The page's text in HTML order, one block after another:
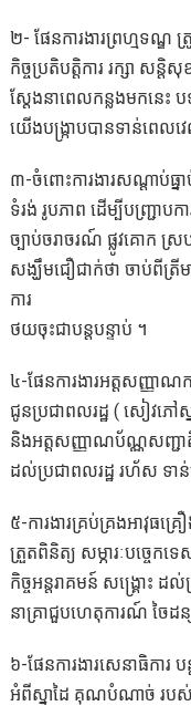
២- ផែនការងារព្រហ្មទណ្ឌ ត្
កិច្ចប្រតិបត្តិការ រក្សា សន្
ស្តែងនាពេលកន្លងមកនេះ
យើងបង្ក្រាបបានទាន់ពេលវ
៣-ចំពោះការងារសណ្តាប់ធ្ន
ទំរង់ រូបភាព ដើម្បីបញ្ជ្រា
ច្បាប់ចរាចរណ៍ ផ្លូវគោក ស្
សង្ឃឹមជឿជាក់ថា ចាប់ពីត្រីម
ការ
ថយចុះជាបន្តបន្ទាប់ ។
៤-ផែនការងារអត្តសញ្ញាណក
ជូនប្រជាពលរដ្ឋ ( សៀវភៅ
និងអត្តសញ្ញាណប័ណ្ណសញ្ជាតិ
ដល់ប្រជាពលរដ្ឋ រហ័ស ទាន់
៥-ការងារគ្រប់គ្រងអាវុធគ្រ
ត្រួតពិនិត្យ សម្ភារៈបច្ចេកទ
កិច្ចអន្តរាគមន៍ សង្គ្រោះ ដល់
នាគ្រាជួបហេតុការណ៍ ចៃដន្
៦-ផែនការងារសេនាធិការ
អំពីស្នាដៃ គុណបំណាច់ របស់ក